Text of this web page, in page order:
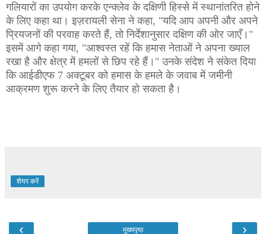
गलियारों का उपयोग करके एन्क्लेव के दक्षिणी हिस्से में स्थानांतरित होने
के लिए कहा था। इज़रायली सेना ने कहा, "यदि आप अपनी और अपने
प्रियजनों की परवाह करते हैं, तो निर्देशानुसार दक्षिण की ओर जाएँ।"
इसमें आगे कहा गया, "आश्वस्त रहें कि हमास नेताओं ने अपना ख्याल
रखा है और क्षेत्र में हमलों से छिप रहे हैं।" उनके संदेश ने संकेत दिया
कि आईडीएफ 7 अक्टूबर को हमास के हमले के जवाब में जमीनी
आक्रमण शुरू करने के लिए तैयार हो सकता है।
शेयर करें
‹ ›
मुख्यपृष्ठ